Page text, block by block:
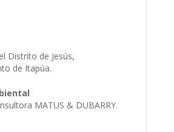
Distrito de Jesús,
de Itapúa.
MATUS & DUBARRY.